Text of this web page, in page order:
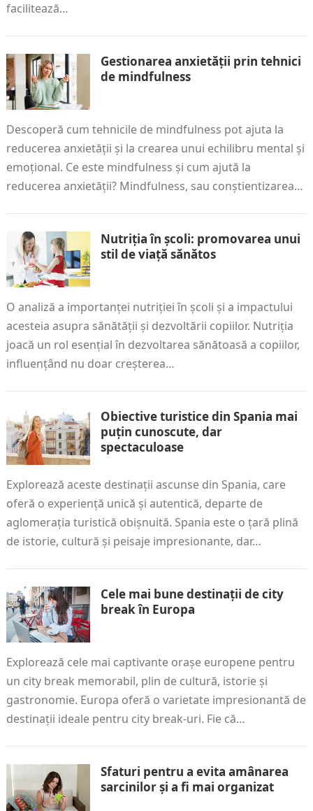
facilitează…
Gestionarea anxietății prin tehnici
de mindfulness
Descoperă cum tehnicile de mindfulness pot ajuta la
reducerea anxietății și la crearea unui echilibru mental și
emoțional. Ce este mindfulness și cum ajută la
reducerea anxietății? Mindfulness, sau conștientizarea…
Nutriția în școli: promovarea unui
stil de viață sănătos
O analiză a importanței nutriției în școli și a impactului
acesteia asupra sănătății și dezvoltării copiilor. Nutriția
joacă un rol esențial în dezvoltarea sănătoasă a copiilor,
influențând nu doar creșterea…
Obiective turistice din Spania mai
puțin cunoscute, dar
spectaculoase
Explorează aceste destinații ascunse din Spania, care
oferă o experiență unică și autentică, departe de
aglomerația turistică obișnuită. Spania este o țară plină
de istorie, cultură și peisaje impresionante, dar…
Cele mai bune destinații de city
break în Europa
Explorează cele mai captivante orașe europene pentru
un city break memorabil, plin de cultură, istorie și
gastronomie. Europa oferă o varietate impresionantă de
destinații ideale pentru city break-uri. Fie că…
Sfaturi pentru a evita amânarea
sarcinilor și a fi mai organizat